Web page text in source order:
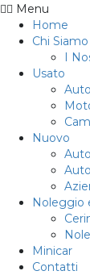
Menu
Home
Chi Siamo
I
Usato
Nuovo
Noleggio
Minicar
Contatti